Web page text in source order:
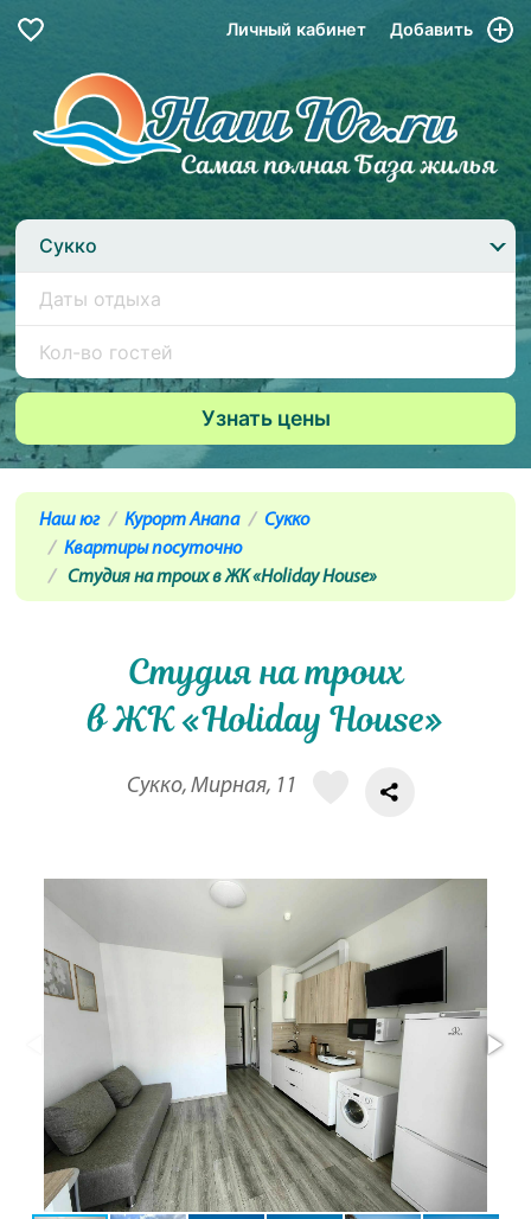
Личный кабинет Добавить
Сукко
Наш юг Курорт Анапа
Сукко
Квартиры посуточно
Студия на троих в ЖК «Holiday House»
Студия на троих
в ЖК «Holiday House»
Сукко, Мирная, 11